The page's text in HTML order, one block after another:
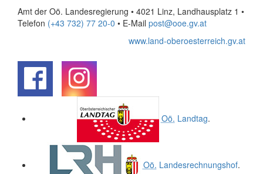
Amt der Oö. Landesregierung • 4021 Linz, Landhausplatz 1 •
Telefon (+43 732) 77 20-0 • E-Mail post@ooe.gv.at
www.land-oberoesterreich.gv.at
Oö. Landtag.
Oö. Landesrechnungshof.